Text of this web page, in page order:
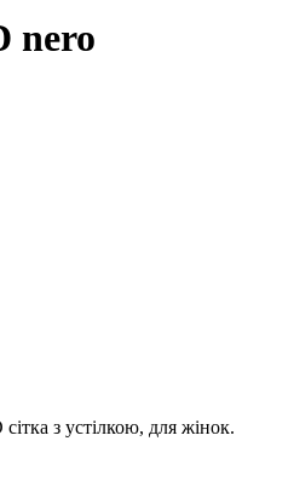
nero
з устілкою, для жінок.